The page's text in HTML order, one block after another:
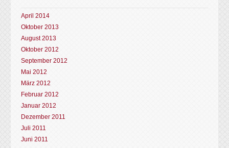
April 2014
Oktober 2013
August 2013
Oktober 2012
September 2012
Mai 2012
März 2012
Februar 2012
Januar 2012
Dezember 2011
Juli 2011
Juni 2011